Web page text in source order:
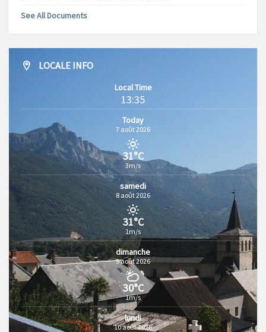
See All Documents
LOCALE INFO
Local Time
13:35
Today
7 août 2026
31°C
3m/s
samedi
8 août 2026
31°C
1m/s
dimanche
9 août 2026
30°C
1m/s
lundi
10 août 2026